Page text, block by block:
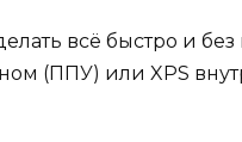
всё быстро и
(ППУ) или XPS